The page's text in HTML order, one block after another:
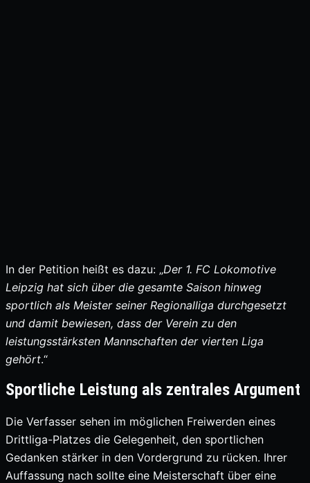
In der Petition heißt es dazu: „Der 1. FC Lokomotive
Leipzig hat sich über die gesamte Saison hinweg
sportlich als Meister seiner Regionalliga durchgesetzt
und damit bewiesen, dass der Verein zu den
leistungsstärksten Mannschaften der vierten Liga
gehört.“
Sportliche Leistung als zentrales Argument
Die Verfasser sehen im möglichen Freiwerden eines
Drittliga-Platzes die Gelegenheit, den sportlichen
Gedanken stärker in den Vordergrund zu rücken. Ihrer
Auffassung nach sollte eine Meisterschaft über eine